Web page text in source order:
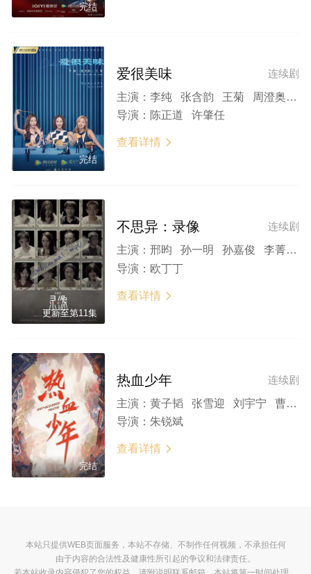
完结
完结
连续剧
爱很美味
主演： 李纯 张含韵 王菊 周澄奥 刘冬沁 任彬 张帆 杨博潇 王圣迪
导演： 陈正道 许肇任
查看详情 
更新至第11集
连续剧
不思异：录像
主演： 邢昀 孙一明 孙嘉俊 李菁 吴彦琦 王辰昊 刘巴特尔 季丹妮 越娜 张帆 李博洋
导演： 欧丁丁
查看详情 
完结
连续剧
热血少年
主演： 黄子韬 张雪迎 刘宇宁 曹曦月 王劲松 张帆 朱杰 泓萱 卢星宇 黄少祺
导演： 朱锐斌
查看详情 
本站只提供WEB页面服务，本站不存储、不制作任何视频，不承担任何
由于内容的合法性及健康性所引起的争议和法律责任。